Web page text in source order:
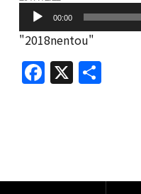
声
プ
レ
ー
00:00
"2018nentou"
F
a
o
X 共